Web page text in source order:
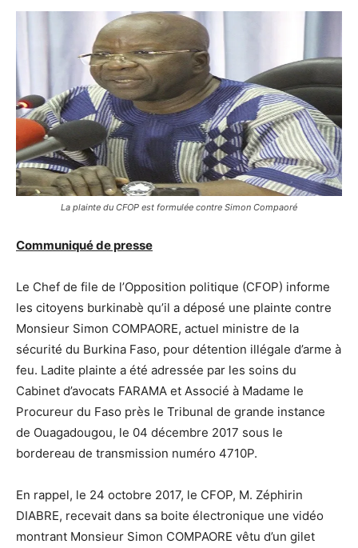
La plainte du CFOP est formulée contre Simon Compaoré
Communiqué de presse
Le Chef de file de l’Opposition politique (CFOP) informe
les citoyens burkinabè qu’il a déposé une plainte contre
Monsieur Simon COMPAORE, actuel ministre de la
sécurité du Burkina Faso, pour détention illégale d’arme à
feu. Ladite plainte a été adressée par les soins du
Cabinet d’avocats FARAMA et Associé à Madame le
Procureur du Faso près le Tribunal de grande instance
de Ouagadougou, le 04 décembre 2017 sous le
bordereau de transmission numéro 4710P.
En rappel, le 24 octobre 2017, le CFOP, M. Zéphirin
DIABRE, recevait dans sa boite électronique une vidéo
montrant Monsieur Simon COMPAORE vêtu d’un gilet